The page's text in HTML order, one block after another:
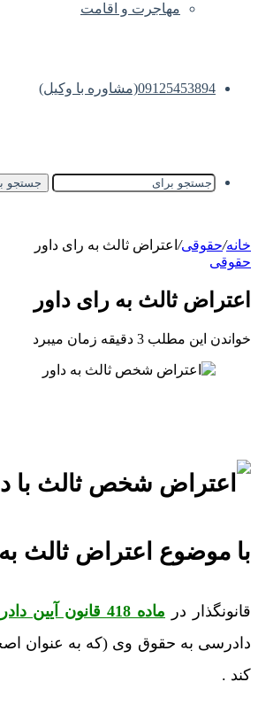
مهاجرت و اقامت
09125453894(مشاوره با وکیل)
جستجو
خانه/حقوقی/ اعتراض ثالث به رای داور
حقوقی
اعتراض ثالث به رای داور
خواندن این مطلب 3 دقیقه زمان میبرد
با موضوع اعتراض ثالث
قانونگذار در ماده 418 قانون آیین دادرسی مدنی
دادرسی به حقوق وی (که به عنوان
کند .